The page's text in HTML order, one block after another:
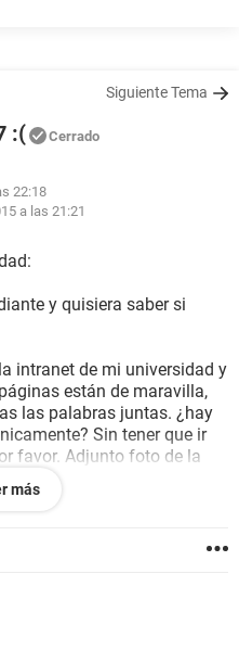
Siguiente Tema
:( Cerrado
22:18
a las 21:21
y quisiera saber si
intranet de mi universidad y
están de maravilla,
las palabras juntas. ¿hay
Sin tener que ir
favor. Adjunto foto de la
más